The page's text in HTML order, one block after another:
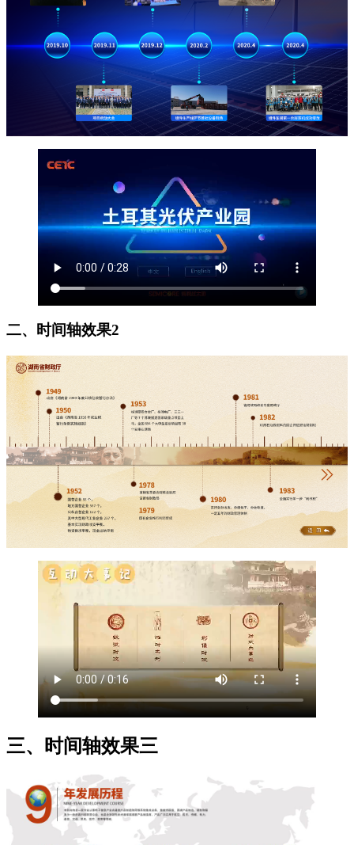
二、时间轴效果2
三、时间轴效果三